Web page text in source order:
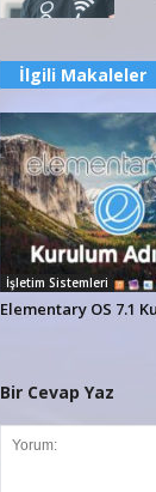
İlgili Makaleler
İşletim Sistemleri
Elementary OS 7.1
Bir Cevap Yaz